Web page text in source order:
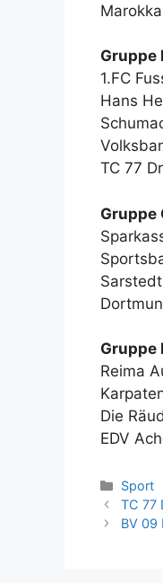
Gruppe
1.FC
Hans
TC 77
Gruppe
Gruppe
Reima
Die
EDV
Sport
TC 77
BV 09